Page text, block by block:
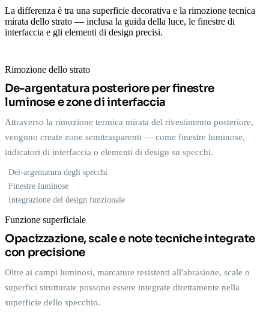
La differenza è tra una superficie decorativa e la rimozione tecnica
mirata dello strato — inclusa la guida della luce, le finestre di
interfaccia e gli elementi di design precisi.
Rimozione dello strato
De-argentatura posteriore per finestre
luminose e zone di interfaccia
Attraverso la rimozione termica mirata del rivestimento posteriore,
vengono create zone semitrasparenti — come finestre luminose,
indicatori di interfaccia o elementi di design su specchi.
Dei-argentatura degli specchi
Finestre luminose
Integrazione del design funzionale
Funzione superficiale
Opacizzazione, scale e note tecniche integrate
con precisione
Oltre ai campi luminosi, marcature resistenti all'abrasione, scale o
superfici strutturate possono essere integrate direttamente nella
superficie dello specchio.